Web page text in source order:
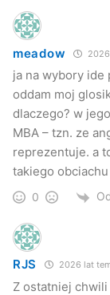
meadow
ja na wybory ide
oddam moj
dlaczego? w
MBA – tzn. ze
reprezentuje. a
takiego
0
RJS 2026 lat
Z ostatniej chwili